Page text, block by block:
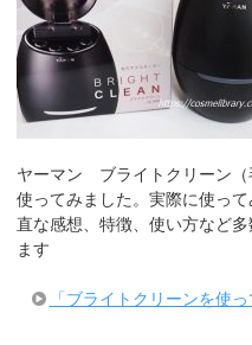
ヤーマン ブライトクリーン
使ってみました。実際に使っ
直な感想、特徴、使い方など
ます
「ブライトクリーンを使